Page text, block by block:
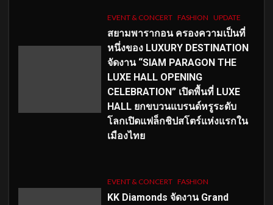
EVENT & CONCERT FASHION UPDATE
สยามพารากอน ครองความเป็นที่
หนึ่งของ LUXURY DESTINATION
จัดงาน “SIAM PARAGON THE
LUXE HALL OPENING
CELEBRATION” เปิดพื้นที่ LUXE
HALL ยกขบวนแบรนด์หรูระดับ
โลกเปิดแฟล็กชิปสโตร์แห่งแรกใน
เมืองไทย
EVENT & CONCERT FASHION
KK Diamonds จัดงาน Grand